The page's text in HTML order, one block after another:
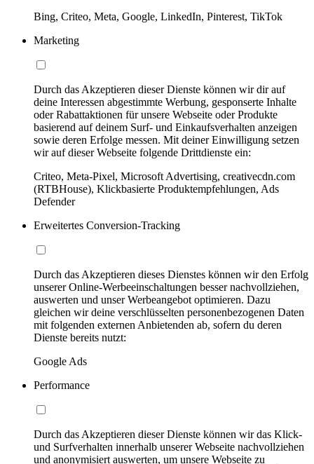
Bing, Criteo, Meta, Google, LinkedIn, Pinterest, TikTok
Marketing
Durch das Akzeptieren dieser Dienste können wir dir auf
deine Interessen abgestimmte Werbung, gesponserte Inhalte
oder Rabattaktionen für unsere Webseite oder Produkte
basierend auf deinem Surf- und Einkaufsverhalten anzeigen
sowie deren Erfolge messen. Mit deiner Einwilligung setzen
wir auf dieser Webseite folgende Drittdienste ein:
Criteo, Meta-Pixel, Microsoft Advertising, creativecdn.com
(RTBHouse), Klickbasierte Produktempfehlungen, Ads
Defender
Erweitertes Conversion-Tracking
Durch das Akzeptieren dieses Dienstes können wir den Erfolg
unserer Online-Werbeeinschaltungen besser nachvollziehen,
auswerten und unser Werbeangebot optimieren. Dazu
gleichen wir deine verschlüsselten personenbezogenen Daten
mit folgenden externen Anbietenden ab, sofern du deren
Dienste bereits nutzt:
Google Ads
Performance
Durch das Akzeptieren dieser Dienste können wir das Klick-
und Surfverhalten innerhalb unserer Webseite nachvollziehen
und anonymisiert auswerten, um unsere Webseite zu